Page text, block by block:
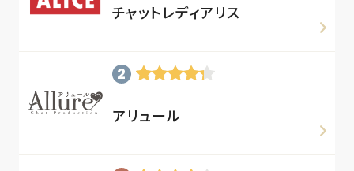
チャットレディアリス
アリュール